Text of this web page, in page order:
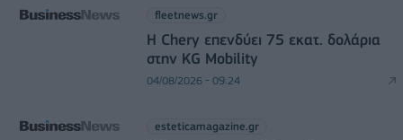
fleetnews.gr
Η Chery επενδύει 75 εκατ. δολάρια
στην KG Mobility
04/08/2026 - 09:24
esteticamagazine.gr